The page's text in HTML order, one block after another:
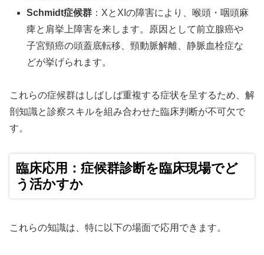
Schmidt症候群 ：XとXIの障害により、喉頭・咽頭麻
痺と肩挙上障害を来します。原因として前立腺癌や
子宮頸癌の頭蓋底転移、頸動脈解離、静脈血栓症な
どが挙げられます。
これらの症候群はしばしば重複する症状を呈するため、解
剖知識と診察スキルを組み合わせた臨床判断が不可欠で
す。
臨床応用：症候群診断を臨床現場でど
う活かすか
これらの知識は、特に以下の場面で応用できます。